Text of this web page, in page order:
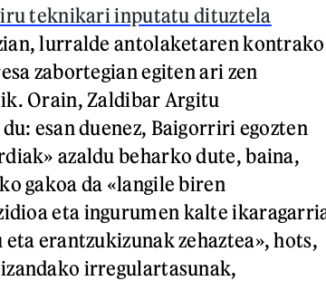
teknikari inputatu dituztela
lurralde antolaketaren kontrako
zabortegian egiten ari zen
Orain, Zaldibar Argitu
esan duenez, Baigorriri egozten
azaldu beharko dute, baina,
gakoa da «langile biren
eta ingurumen kalte
erantzukizunak zehaztea», hots,
irregulartasunak,